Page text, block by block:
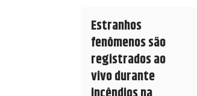
Estranhos
fenômenos são
registrados ao
vivo durante